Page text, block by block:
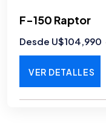
F-150 Raptor
Desde U$104,990
VER DETALLES